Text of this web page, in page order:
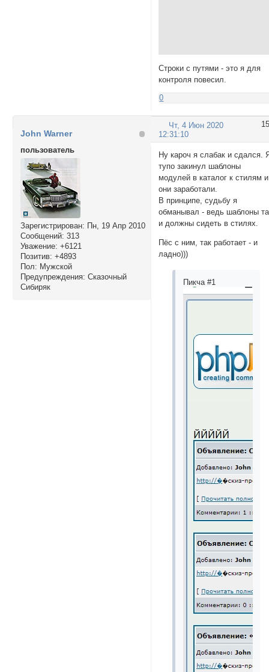
Строки с путями - это я для
контроля повесил.
0
15
Чт, 4 Июн 2020
12:31:10
John Warner
пользователь
Зарегистрирован: Пн, 19 Апр 2010
Сообщений: 313
Уважение: +6121
Позитив: +4893
Пол: Мужской
Предупреждения: Сказочный
Сибиряк
Ну кароч я слабак и сдался.
тупо закинул шаблоны
модулей в каталог к стилям и
они заработали.
В принципе, судьбу я
обманывал - ведь шаблоны
и должны сидеть в стилях.
Пёс с ним, так работает - и
ладно)))
Пикча #1